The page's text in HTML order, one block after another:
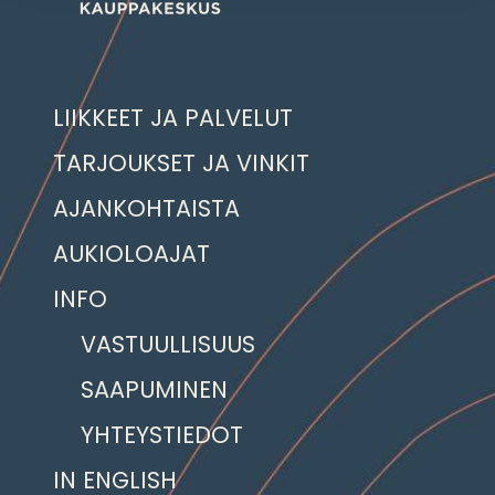
LIIKKEET JA PALVELUT
TARJOUKSET JA VINKIT
AJANKOHTAISTA
AUKIOLOAJAT
INFO
VASTUULLISUUS
SAAPUMINEN
YHTEYSTIEDOT
IN ENGLISH